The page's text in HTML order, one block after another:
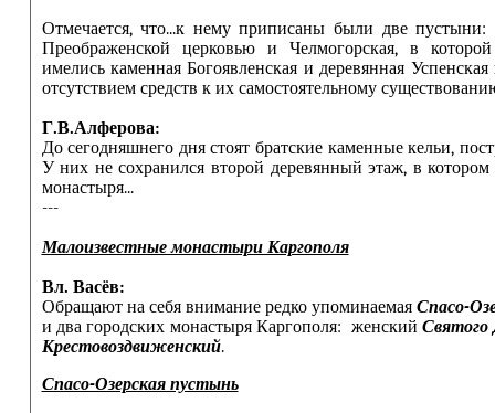
Отмечается, что...к нему приписаны были две пустыни:
Преображенской церковью и Челмогорская, в
имелись каменная Богоявленская и деревянная
отсутствием средств к их самостоятельному
Г.В.Алферова:
До сегодняшнего дня стоят братские каменные кельи,
У них не сохранился второй деревянный этаж, в
монастыря...
---
Малоизвестные монастыри Каргополя
Вл. Васёв:
Обращают на себя внимание редко упоминаемая Спасо-
и два городских монастыря Каргополя: женский Святого
Крестовоздвиженский.
Спасо-Озерская пустынь